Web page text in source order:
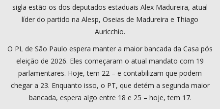
sigla estão os dos deputados estaduais Alex Madureira, atual
líder do partido na Alesp, Oseias de Madureira e Thiago
Auricchio.
O PL de São Paulo espera manter a maior bancada da Casa pós
eleição de 2026. Eles começaram o atual mandato com 19
parlamentares. Hoje, tem 22 – e contabilizam que podem
chegar a 23. Enquanto isso, o PT, que detém a segunda maior
bancada, espera algo entre 18 e 25 – hoje, tem 17.